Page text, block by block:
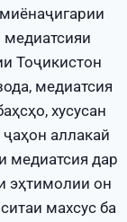
медиатсияи
Тоҷикистон
медиатсия
хусусан
аллакай
медиатсия дар
эҳтимолии он
махсус ба